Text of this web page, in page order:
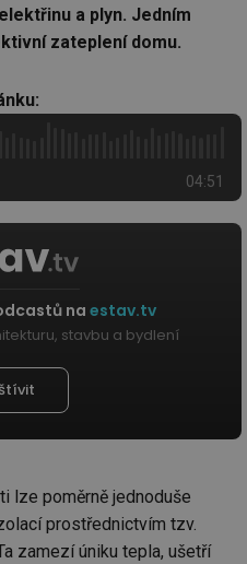
a plyn. Jedním
zateplení domu.
04:51
naestav.tv
stavbu a bydlení
lze poměrně jednoduše
prostřednictvím tzv.
zamezí úniku tepla, ušetří